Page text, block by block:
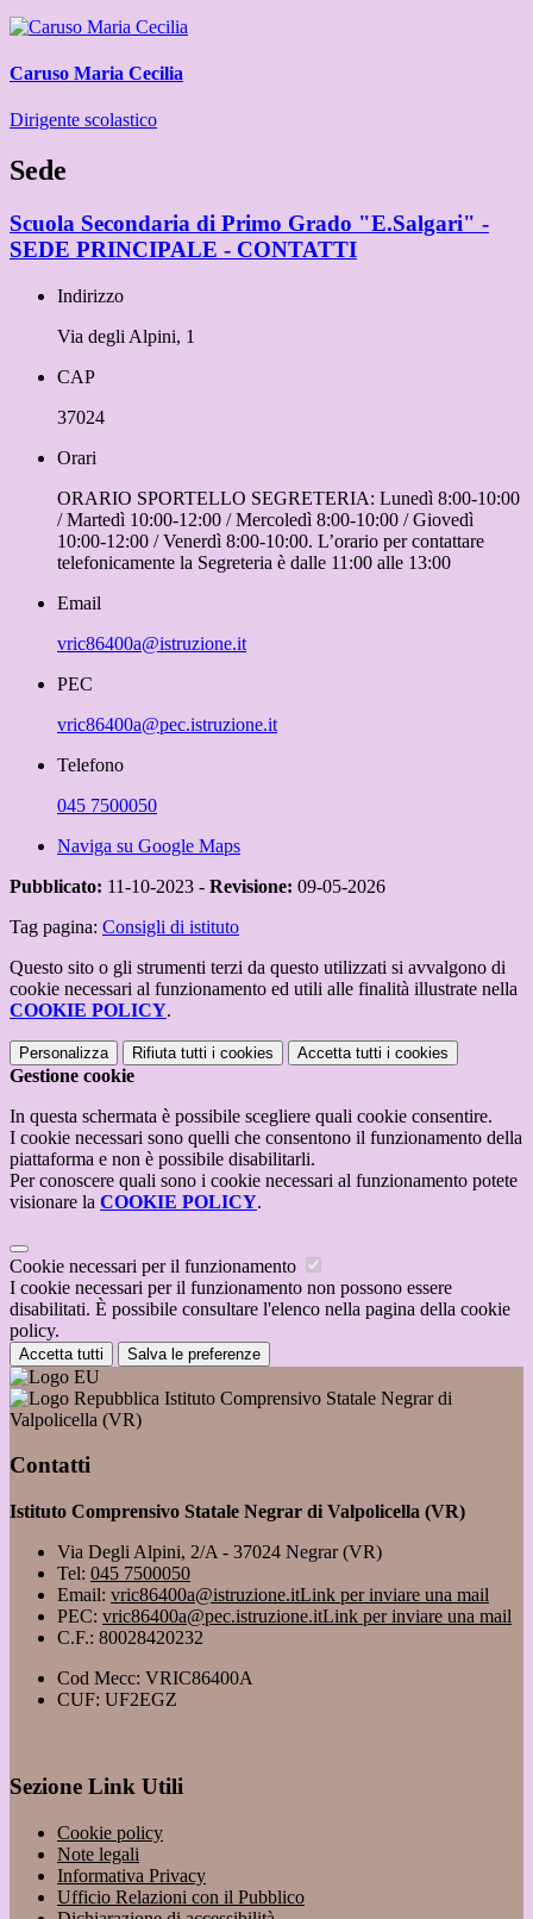
Caruso Maria Cecilia
Dirigente scolastico
Sede
Scuola Secondaria di Primo Grado "E.Salgari" -
SEDE PRINCIPALE - CONTATTI
Indirizzo
Via degli Alpini, 1
CAP
37024
Orari
ORARIO SPORTELLO SEGRETERIA: Lunedì 8:00-10:00
/ Martedì 10:00-12:00 / Mercoledì 8:00-10:00 / Giovedì
10:00-12:00 / Venerdì 8:00-10:00. L’orario per contattare
telefonicamente la Segreteria è dalle 11:00 alle 13:00
Email
vric86400a@istruzione.it
PEC
vric86400a@pec.istruzione.it
Telefono
045 7500050
Naviga su Google Maps
Pubblicato: 11-10-2023 - Revisione: 09-05-2026
Tag pagina: Consigli di istituto
Questo sito o gli strumenti terzi da questo utilizzati si avvalgono di
cookie necessari al funzionamento ed utili alle finalità illustrate nella
COOKIE POLICY.
Personalizza Rifiuta tutti i cookies Accetta tutti i cookies
Gestione cookie
In questa schermata è possibile scegliere quali cookie consentire.
I cookie necessari sono quelli che consentono il funzionamento della
piattaforma e non è possibile disabilitarli.
Per conoscere quali sono i cookie necessari al funzionamento potete
visionare la COOKIE POLICY.
Cookie necessari per il funzionamento
I cookie necessari per il funzionamento non possono essere
disabilitati. È possibile consultare l'elenco nella pagina della cookie
policy.
Accetta tutti Salva le preferenze
Istituto Comprensivo Statale Negrar di
Valpolicella (VR)
Contatti
Istituto Comprensivo Statale Negrar di Valpolicella (VR)
Via Degli Alpini, 2/A - 37024 Negrar (VR)
Tel: 045 7500050
Email: vric86400a@istruzione.itLink per inviare una mail
PEC: vric86400a@pec.istruzione.itLink per inviare una mail
C.F.: 80028420232
Cod Mecc: VRIC86400A
CUF: UF2EGZ
Sezione Link Utili
Cookie policy
Note legali
Informativa Privacy
Ufficio Relazioni con il Pubblico